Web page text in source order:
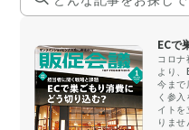
ECで
コロ
より、
今まで
く参
イト
りま